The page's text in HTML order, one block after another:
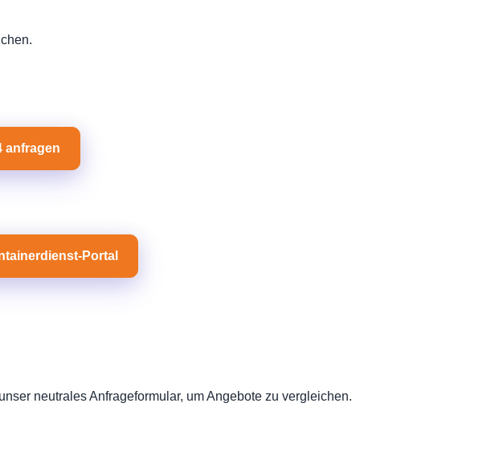
anfragen
Portal
neutrales Anfrageformular, um Angebote zu vergleichen.